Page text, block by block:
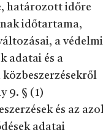
határozott időre
időtartama,
a védelmi
adatai és a
9. § (1)
és az
adatai